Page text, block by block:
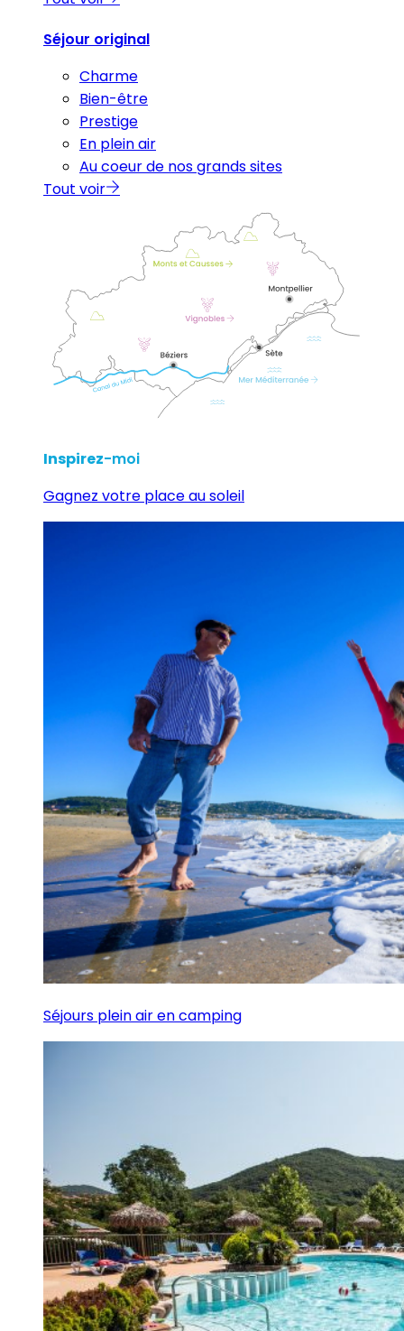
Séjour original
Charme
Bien-être
Prestige
En plein air
Au coeur de nos grands sites
Tout voir
Inspirez-moi
Gagnez votre place au soleil
Séjours plein air en camping